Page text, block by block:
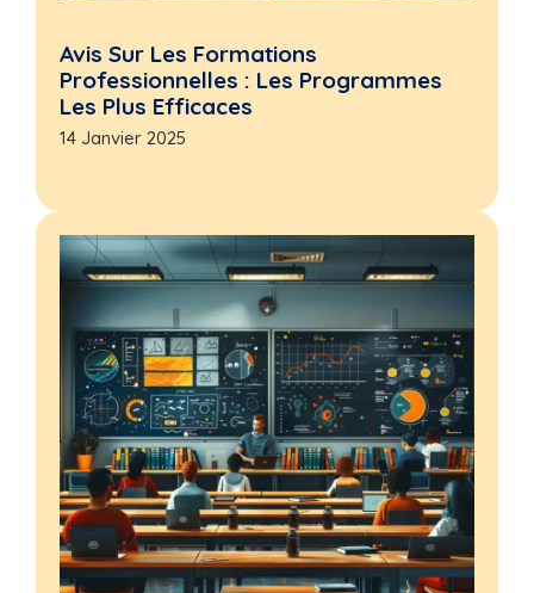
Avis Sur Les Formations
Professionnelles : Les Programmes
Les Plus Efficaces
14 Janvier 2025